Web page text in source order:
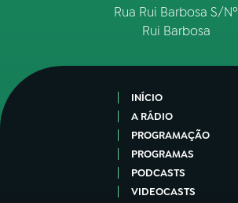
Rua Rui Barbosa S/Nº
Rui Barbosa
INÍCIO
A RÁDIO
PROGRAMAÇÃO
PROGRAMAS
PODCASTS
VIDEOCASTS